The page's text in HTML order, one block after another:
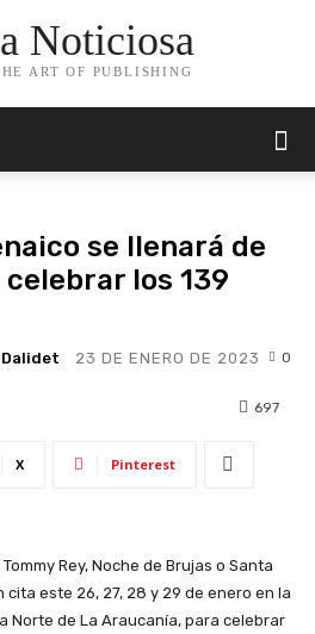
Noticiosa
ART OF PUBLISHING
se llenará de
los 139
23 DE ENERO DE 2023 0
697
X Pinterest
Rey, Noche de Brujas o Santa
este 26, 27, 28 y 29 de enero en la
Norte de La Araucanía, para celebrar